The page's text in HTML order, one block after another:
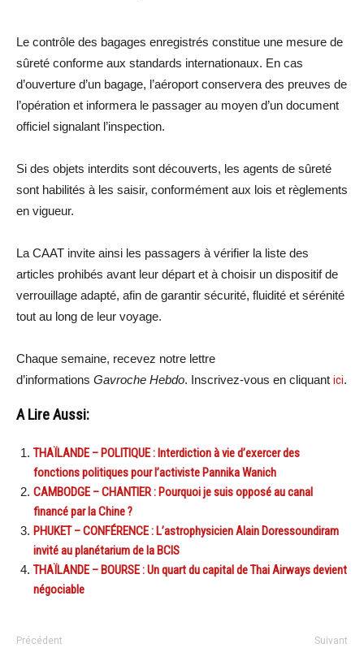
Le contrôle des bagages enregistrés constitue une mesure de
sûreté conforme aux standards internationaux. En cas
d’ouverture d’un bagage, l’aéroport conservera des preuves de
l’opération et informera le passager au moyen d’un document
officiel signalant l’inspection.
Si des objets interdits sont découverts, les agents de sûreté
sont habilités à les saisir, conformément aux lois et règlements
en vigueur.
La CAAT invite ainsi les passagers à vérifier la liste des
articles prohibés avant leur départ et à choisir un dispositif de
verrouillage adapté, afin de garantir sécurité, fluidité et sérénité
tout au long de leur voyage.
Chaque semaine, recevez notre lettre
d’informations Gavroche Hebdo. Inscrivez-vous en cliquant ici.
A Lire Aussi:
THAÏLANDE – POLITIQUE : Interdiction à vie d’exercer des
fonctions politiques pour l’activiste Pannika Wanich
CAMBODGE – CHANTIER : Pourquoi je suis opposé au canal
financé par la Chine ?
PHUKET – CONFÉRENCE : L’astrophysicien Alain Doressoundiram
invité au planétarium de la BCIS
THAÏLANDE – BOURSE : Un quart du capital de Thai Airways devient
négociable
Précédent Suivant